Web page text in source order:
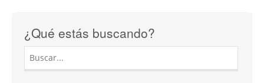
¿Qué estás buscando?